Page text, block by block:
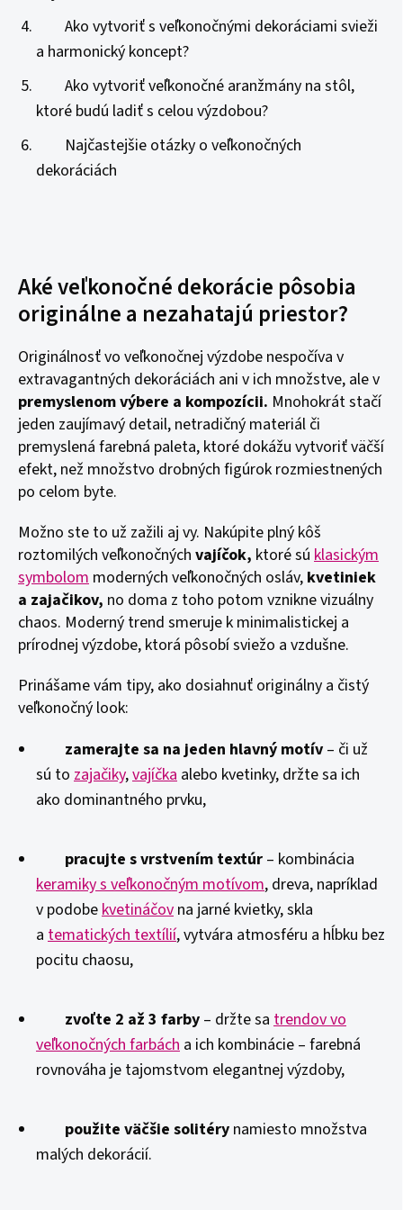
Ako vytvoriť s veľkonočnými dekoráciami svieži
a harmonický koncept?
Ako vytvoriť veľkonočné aranžmány na stôl,
ktoré budú ladiť s celou výzdobou?
Najčastejšie otázky o veľkonočných
dekoráciách
Aké veľkonočné dekorácie pôsobia
originálne a nezahatajú priestor?
Originálnosť vo veľkonočnej výzdobe nespočíva v
extravagantných dekoráciách ani v ich množstve, ale v
premyslenom výbere a kompozícii. Mnohokrát stačí
jeden zaujímavý detail, netradičný materiál či
premyslená farebná paleta, ktoré dokážu vytvoriť väčší
efekt, než množstvo drobných figúrok rozmiestnených
po celom byte.
Možno ste to už zažili aj vy. Nakúpite plný kôš
roztomilých veľkonočných vajíčok, ktoré sú klasickým
symbolom moderných veľkonočných osláv, kvetiniek
a zajačikov, no doma z toho potom vznikne vizuálny
chaos. Moderný trend smeruje k minimalistickej a
prírodnej výzdobe, ktorá pôsobí sviežo a vzdušne.
Prinášame vám tipy, ako dosiahnuť originálny a čistý
veľkonočný look:
zamerajte sa na jeden hlavný motív – či už
sú to zajačiky,vajíčka alebo kvetinky, držte sa ich
ako dominantného prvku,
pracujte s vrstvením textúr – kombinácia
keramiky s veľkonočným motívom, dreva, napríklad
v podobekvetináčov na jarné kvietky, skla
a tematických textílií, vytvára atmosféru a hĺbku bez
pocitu chaosu,
zvoľte 2 až 3 farby – držte sa trendov vo
veľkonočných farbách a ich kombinácie – farebná
rovnováha je tajomstvom elegantnej výzdoby,
použite väčšie solitéry namiesto množstva
malých dekorácií.